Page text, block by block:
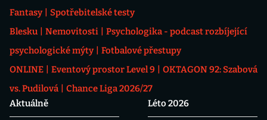
Fantasy
Spotřebitelské testy
Blesku
Nemovitosti
Psychologika - podcast rozbíjející
psychologické mýty
Fotbalové přestupy
ONLINE
Eventový prostor Level 9
OKTAGON 92: Szabová
vs. Pudilová
Chance Liga 2026/27
Aktuálně
Léto 2026